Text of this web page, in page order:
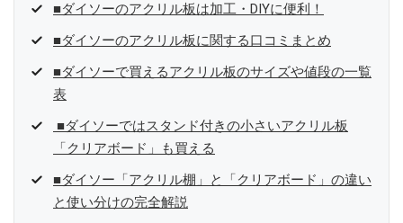
■ダイソーのアクリル板は加工・DIYに便利！
■ダイソーのアクリル板に関する口コミまとめ
■ダイソーで買えるアクリル板のサイズや値段の一覧
表
■ダイソーではスタンド付きの小さいアクリル板
「クリアボード」も買える
■ダイソー「アクリル棚」と「クリアボード」の違い
と使い分けの完全解説